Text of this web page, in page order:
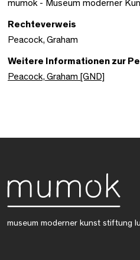
mumok - Museum moderner
Rechteverweis
Peacock, Graham
Weitere Informationen zur
Peacock, Graham [GND]
museum moderner kunst stiftung